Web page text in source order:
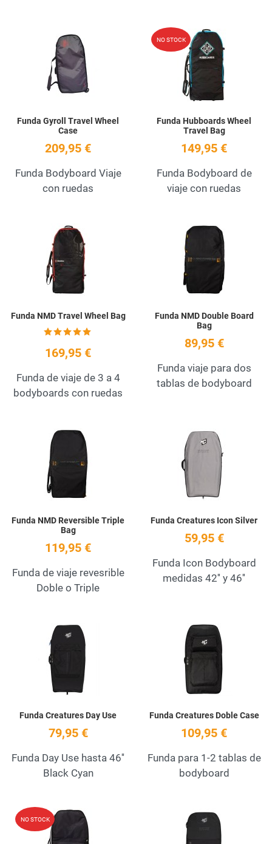
Add to Wishlist
Funda Gyroll Travel Wheel
Case
209,95 €
Funda Bodyboard Viaje
con ruedas
NO STOCK
Funda Hubboards Wheel
Travel Bag
149,95 €
Funda Bodyboard de
viaje con ruedas
Add to Wishlist
Funda NMD Travel Wheel Bag
169,95 €
Funda de viaje de 3 a 4
bodyboards con ruedas
Funda NMD Double Board
Bag
89,95 €
Funda viaje para dos
tablas de bodyboard
Add to Wishlist
Funda NMD Reversible Triple
Bag
119,95 €
Funda de viaje revesrible
Doble o Triple
Funda Creatures Icon Silver
59,95 €
Funda Icon Bodyboard
medidas 42'' y 46''
Add to Wishlist
Funda Creatures Day Use
79,95 €
Funda Day Use hasta 46''
Black Cyan
Funda Creatures Doble Case
109,95 €
Funda para 1-2 tablas de
bodyboard
NO STOCK Add to Wishlist